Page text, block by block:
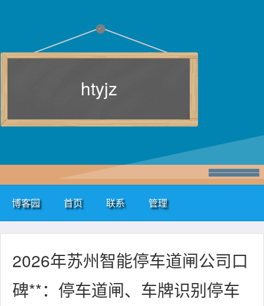
htyjz
博客园 首页 联系 管理
2026年苏州智能停车道闸公司口
碑**：停车道闸、车牌识别停车